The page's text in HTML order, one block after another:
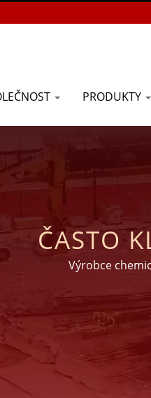
PRODUKTY
ČASTO
Výrobce